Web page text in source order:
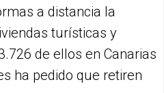
a distancia la
turísticas y
de ellos en Canarias
ha pedido que retiren